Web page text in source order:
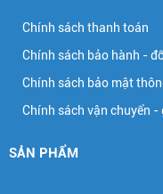
Chính sách thanh toán
Chính sách bảo hành -
Chính sách bảo mật
Chính sách vận chuyển
SẢN PHẨM